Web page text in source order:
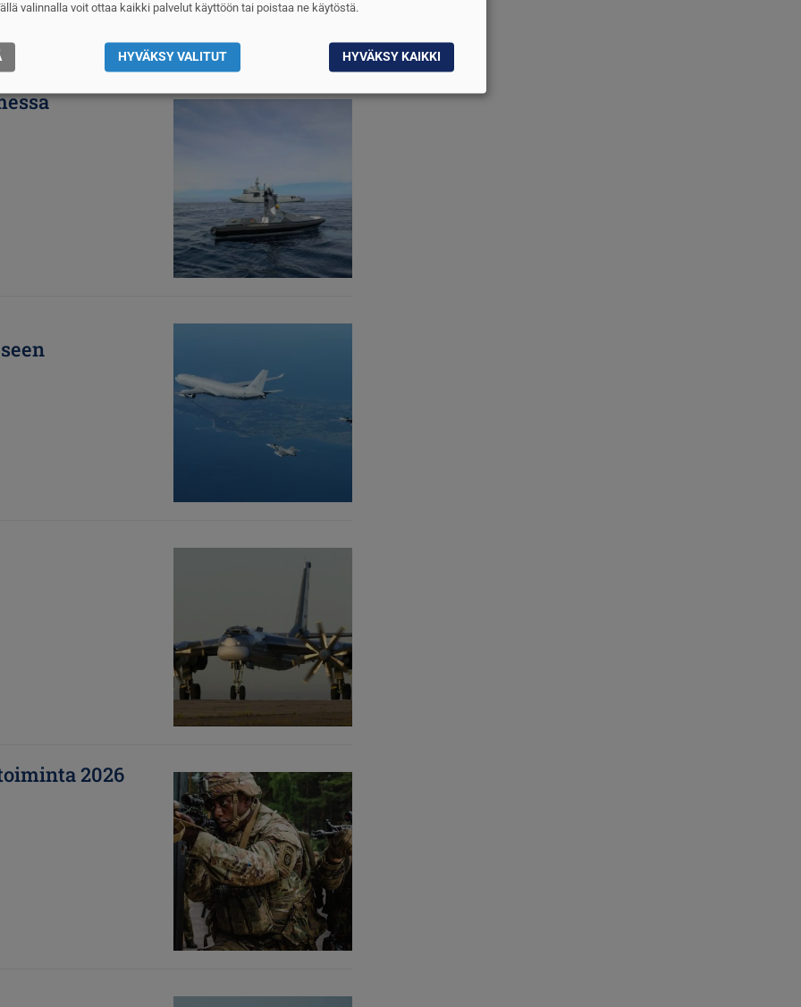
Kuva
Kuva
Kuva
Kuva
2026
Kuva
valinnalla voit ottaa kaikki palvelut käyttöön tai poistaa ne käytöstä.
HYVÄKSY VALITUT HYVÄKSY KAIKKI